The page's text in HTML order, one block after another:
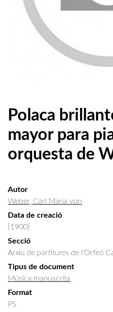
Polaca
mayor para
orquesta de
Autor
Weber, Carl Maria von
Data de creació
[1900]
Secció
Arxiu de partitures de l'Orfeó
Tipus de document
Música manuscrita
Format
PS